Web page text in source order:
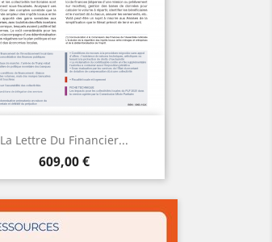
La Lettre Du Financier...
Prix
609,00 €
 Aperçu
AJOUTER